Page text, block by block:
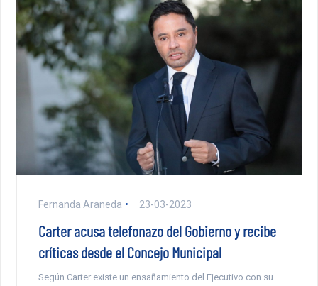
Fernanda Araneda 23-03-2023
Carter acusa telefonazo del Gobierno y recibe
críticas desde el Concejo Municipal
Según Carter existe un ensañamiento del Ejecutivo con su